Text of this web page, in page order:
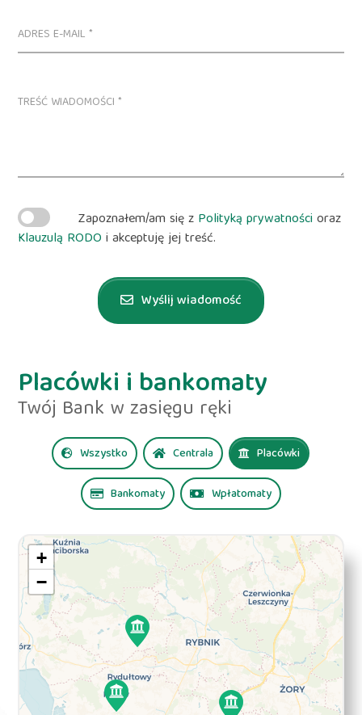
Zapoznałem/am się z Polityką prywatnościoraz
Klauzulą RODO i akceptuję jej treść.
Wyślij wiadomość
Placówki i bankomaty
Twój Bank w zasięgu ręki
Wszystko Centrala Placówki
Bankomaty Wpłatomaty
+
−